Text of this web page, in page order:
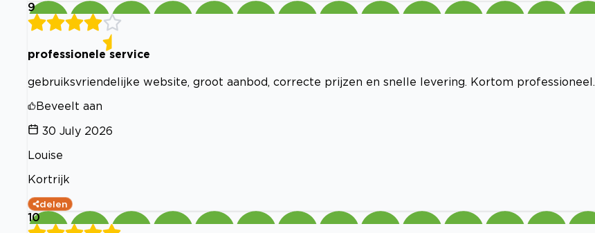
9
professionele service
gebruiksvriendelijke website, groot aanbod, correcte prijzen en snelle levering. Kortom professioneel.
Beveelt aan
30 July 2026
Louise
Kortrijk
delen
10